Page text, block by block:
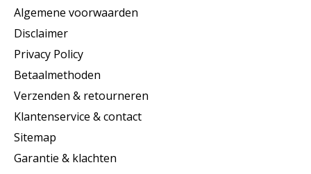
Algemene voorwaarden
Disclaimer
Privacy Policy
Betaalmethoden
Verzenden & retourneren
Klantenservice & contact
Sitemap
Garantie & klachten